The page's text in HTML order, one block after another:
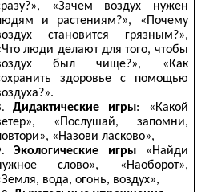
«Зачем воздух нужен
и растениям?», «Почему
становится грязным?»,
люди делают для того, чтобы
был чище?», «Как
здоровье с помощью
Дидактические игры: «Какой
«Послушай, запомни,
«Назови ласково»,
Экологические игры«Найди
слово», «Наоборот»,
вода, огонь, воздух»,